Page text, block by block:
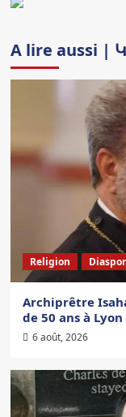
A lire aussi |
Religion
Archiprêtre
de 50 ans à
6 août, 2026